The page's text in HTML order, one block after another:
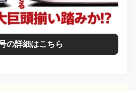
の詳細はこちら